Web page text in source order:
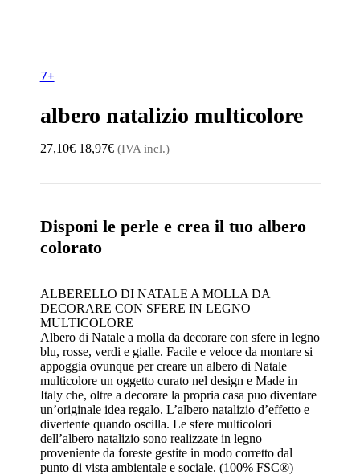
7+
albero natalizio multicolore
27,10€ Il18,97€Il(IVA incl.)
Disponi le perle e crea il tuo albero
colorato
ALBERELLO DI NATALE A MOLLA DA
DECORARE CON SFERE IN LEGNO
MULTICOLORE
Albero di Natale a molla da decorare con sfere in legno
blu, rosse, verdi e gialle. Facile e veloce da montare si
appoggia ovunque per creare un albero di Natale
multicolore un oggetto curato nel design e Made in
Italy che, oltre a decorare la propria casa puo diventare
un’originale idea regalo. L’albero natalizio d’effetto e
divertente quando oscilla. Le sfere multicolori
dell’albero natalizio sono realizzate in legno
proveniente da foreste gestite in modo corretto dal
punto di vista ambientale e sociale. (100% FSC®)